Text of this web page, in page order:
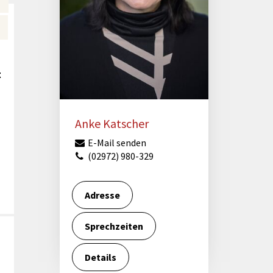
Förderungen von Bund und Land
Wald & Forst
Anke Katscher
E-Mail senden
(02972) 980-329
Adresse
Sprechzeiten
Details